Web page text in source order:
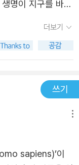
들로 고통받지 않
금도 먹고 살기 바
대해 더나아가 인
리는 과학서적을
명이 지구를 바꿔
그런 것들이 존재
밑에서 최초로 생
까지 단 한 번도 패
균(cyanobacteri
더보기
쓰기
sapiens)’이